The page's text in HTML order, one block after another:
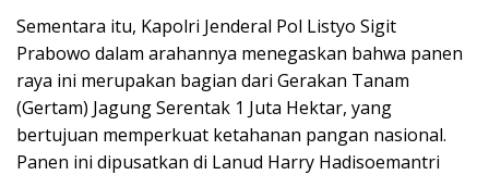
Sementara itu, Kapolri Jenderal Pol Listyo Sigit
Prabowo dalam arahannya menegaskan bahwa panen
raya ini merupakan bagian dari Gerakan Tanam
(Gertam) Jagung Serentak 1 Juta Hektar, yang
bertujuan memperkuat ketahanan pangan nasional.
Panen ini dipusatkan di Lanud Harry Hadisoemantri